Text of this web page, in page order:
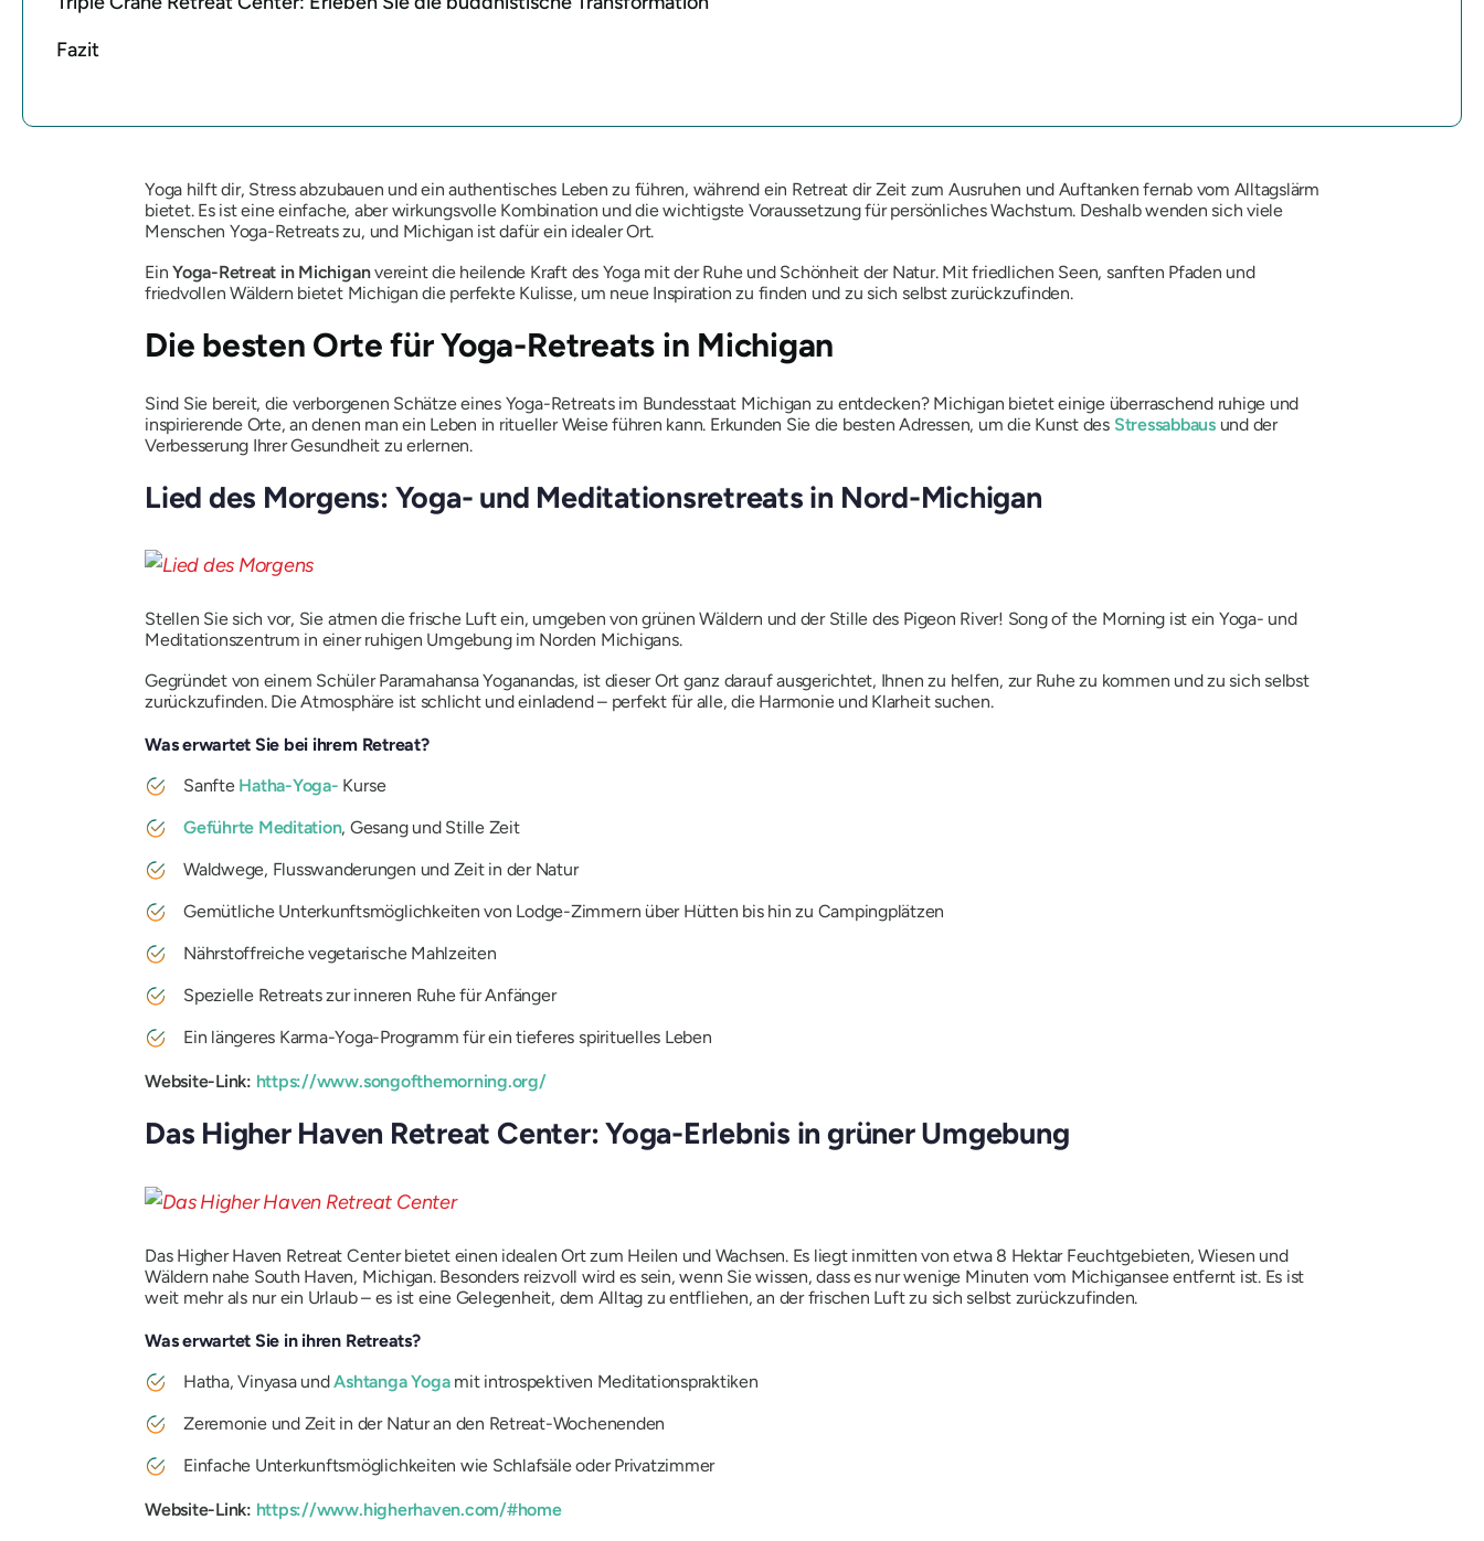
Fazit
Yoga hilft dir, Stress abzubauen und ein authentisches Leben zu führen, während ein Retreat dir Zeit zum Ausruhen und Auftanken fernab vom Alltagslärm
bietet. Es ist eine einfache, aber wirkungsvolle Kombination und die wichtigste Voraussetzung für persönliches Wachstum. Deshalb wenden sich viele
Menschen Yoga-Retreats zu, und Michigan ist dafür ein idealer Ort.
EinYoga-Retreat in Michiganvereint die heilende Kraft des Yoga mit der Ruhe und Schönheit der Natur. Mit friedlichen Seen, sanften Pfaden und
friedvollen Wäldern bietet Michigan die perfekte Kulisse, um neue Inspiration zu finden und zu sich selbst zurückzufinden.
Die besten Orte für Yoga-Retreats in Michigan
Sind Sie bereit, die verborgenen Schätze eines Yoga-Retreats im Bundesstaat Michigan zu entdecken? Michigan bietet einige überraschend ruhige und
inspirierende Orte, an denen man ein Leben in ritueller Weise führen kann. Erkunden Sie die besten Adressen, um die Kunst des Stressabbausund der
Verbesserung Ihrer Gesundheit zu erlernen.
Lied des Morgens: Yoga- und Meditationsretreats in Nord-Michigan
Stellen Sie sich vor, Sie atmen die frische Luft ein, umgeben von grünen Wäldern und der Stille des Pigeon River! Song of the Morning ist ein Yoga- und
Meditationszentrum in einer ruhigen Umgebung im Norden Michigans.
Gegründet von einem Schüler Paramahansa Yoganandas, ist dieser Ort ganz darauf ausgerichtet, Ihnen zu helfen, zur Ruhe zu kommen und zu sich selbst
zurückzufinden. Die Atmosphäre ist schlicht und einladend – perfekt für alle, die Harmonie und Klarheit suchen.
Was erwartet Sie bei ihrem Retreat?
Sanfte Hatha-Yoga- Kurse
Geführte Meditation, Gesang und Stille Zeit
Waldwege, Flusswanderungen und Zeit in der Natur
Gemütliche Unterkunftsmöglichkeiten von Lodge-Zimmern über Hütten bis hin zu Campingplätzen
Nährstoffreiche vegetarische Mahlzeiten
Spezielle Retreats zur inneren Ruhe für Anfänger
Ein längeres Karma-Yoga-Programm für ein tieferes spirituelles Leben
Website-Link: https://www.songofthemorning.org/
Das Higher Haven Retreat Center: Yoga-Erlebnis in grüner Umgebung
Das Higher Haven Retreat Center bietet einen idealen Ort zum Heilen und Wachsen. Es liegt inmitten von etwa 8 Hektar Feuchtgebieten, Wiesen und
Wäldern nahe South Haven, Michigan. Besonders reizvoll wird es sein, wenn Sie wissen, dass es nur wenige Minuten vom Michigansee entfernt ist. Es ist
weit mehr als nur ein Urlaub – es ist eine Gelegenheit, dem Alltag zu entfliehen, an der frischen Luft zu sich selbst zurückzufinden.
Was erwartet Sie in ihren Retreats?
Hatha, Vinyasa undAshtanga Yogamit introspektiven Meditationspraktiken
Zeremonie und Zeit in der Natur an den Retreat-Wochenenden
Einfache Unterkunftsmöglichkeiten wie Schlafsäle oder Privatzimmer
Website-Link: https://www.higherhaven.com/#home